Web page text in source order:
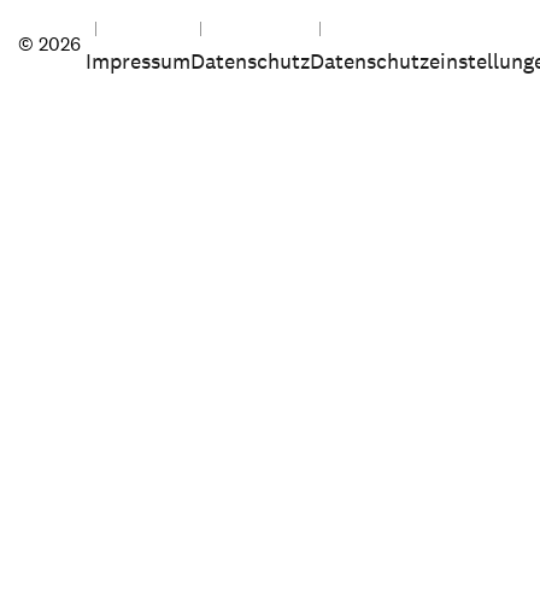
© 2026
ImpressumDatenschutz